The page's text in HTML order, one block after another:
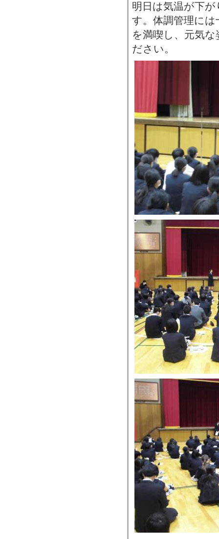
明日は気温が下
す。体調管理に
を満喫し、元気
ださい。